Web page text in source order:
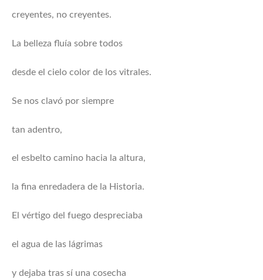
creyentes, no creyentes.
La belleza fluía sobre todos
desde el cielo color de los vitrales.
Se nos clavó por siempre
tan adentro,
el esbelto camino hacia la altura,
la fina enredadera de la Historia.
El vértigo del fuego despreciaba
el agua de las lágrimas
y dejaba tras sí una cosecha